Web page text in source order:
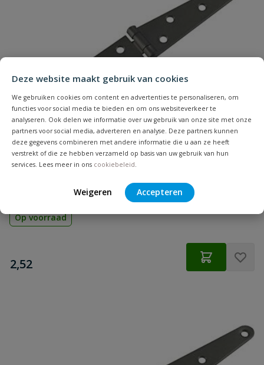
Deze website maakt gebruik van cookies
We gebruiken cookies om content en advertenties te personaliseren, om
functies voor social media te bieden en om ons websiteverkeer te
analyseren. Ook delen we informatie over uw gebruik van onze site met onze
partners voor social media, adverteren en analyse. Deze partners kunnen
deze gegevens combineren met andere informatie die u aan ze heeft
verstrekt of die ze hebben verzameld op basis van uw gebruik van hun
services. Lees meer in ons cookiebeleid.
Weigeren Accepteren
Waelbers Staartheng zwart 150 mm
Op voorraad
€
2,52